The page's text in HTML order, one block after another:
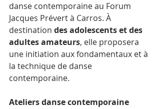
danse contemporaine au Forum
Jacques Prévert à Carros. À
destination des adolescents et des
adultes amateurs, elle proposera
une initiation aux fondamentaux et à
la technique de danse
contemporaine.
Ateliers danse contemporaine